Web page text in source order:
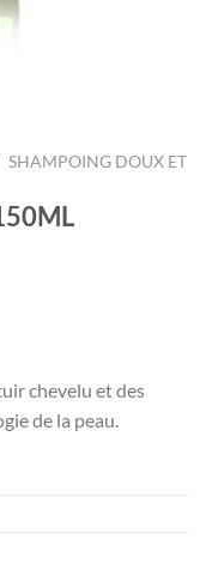
SHAMPOING DOUX ET
chevelu et des
de la peau.